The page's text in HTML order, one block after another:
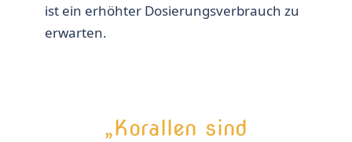
ist ein erhöhter Dosierungsverbrauch zu
erwarten.
„Korallen sind